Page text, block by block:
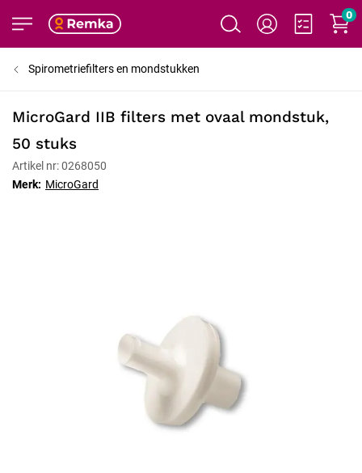
0
Spirometriefilters en mondstukken
MicroGard IIB filters met ovaal mondstuk,
50 stuks
Artikel nr: 0268050
Merk: MicroGard